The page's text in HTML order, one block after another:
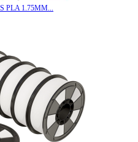
PLA 1.75MM...